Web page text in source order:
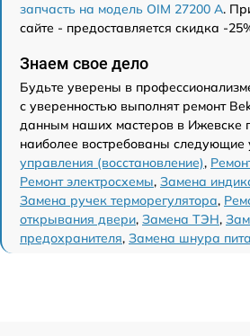
запчасть на модель OIM 27200 A.
сайте - предоставляется скидка -
Знаем свое дело
Будьте уверены в
с уверенностью выполнят ремонт
данным наших мастеров в Ижевске
наиболее востребованы следующие
управления (восстановление),
Ремонт электросхемы, Замена
Замена ручек терморегулятора,
открывания двери, Замена ТЭН,
предохранителя, Замена шнура